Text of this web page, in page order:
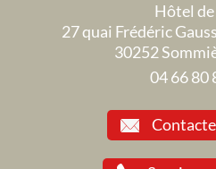
Hôtel
27 quai Frédéric
30252
04 66 80